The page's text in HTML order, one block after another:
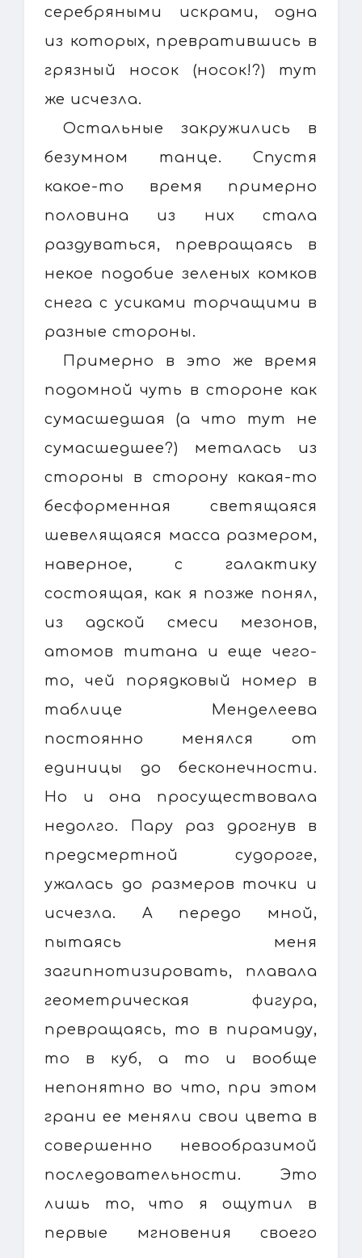
серебряными искрами, одна
из которых, превратившись в
грязный носок (носок!?) тут
же исчезла.
Остальные закружились в
безумном танце. Спустя
какое-то время примерно
половина из них стала
раздуваться, превращаясь в
некое подобие зеленых комков
снега с усиками торчащими в
разные стороны.
Примерно в это же время
подомной чуть в стороне как
сумасшедшая (а что тут не
сумасшедшее?) металась из
стороны в сторону какая-то
бесформенная светящаяся
шевелящаяся масса размером,
наверное, с галактику
состоящая, как я позже понял,
из адской смеси мезонов,
атомов титана и еще чего-
то, чей порядковый номер в
таблице Менделеева
постоянно менялся от
единицы до бесконечности.
Но и она просуществовала
недолго. Пару раз дрогнув в
предсмертной судороге,
ужалась до размеров точки и
исчезла. А передо мной,
пытаясь меня
загипнотизировать, плавала
геометрическая фигура,
превращаясь, то в пирамиду,
то в куб, а то и вообще
непонятно во что, при этом
грани ее меняли свои цвета в
совершенно невообразимой
последовательности. Это
лишь то, что я ощутил в
первые мгновения своего